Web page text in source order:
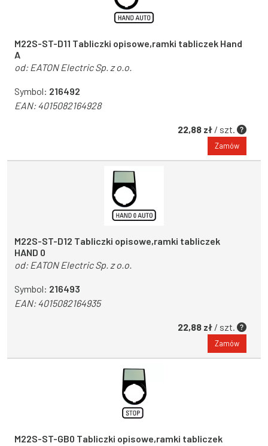
M22S-ST-D11 Tabliczki opisowe,ramki tabliczek Hand
A
od: EATON Electric Sp. z o.o.
Symbol: 216492
EAN:4015082164928
22,88 zł / szt.
Zamów
M22S-ST-D12 Tabliczki opisowe,ramki tabliczek
HAND 0
od: EATON Electric Sp. z o.o.
Symbol: 216493
EAN:4015082164935
22,88 zł / szt.
Zamów
M22S-ST-GB0 Tabliczki opisowe,ramki tabliczek